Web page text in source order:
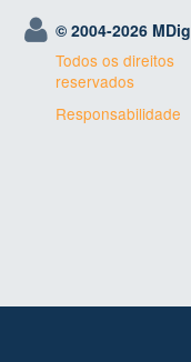
© 2004-2026 MDig
Todos os direitos
reservados
Responsabilidade